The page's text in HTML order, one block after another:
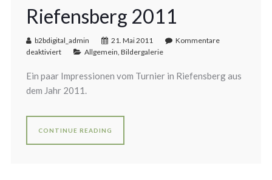
Riefensberg 2011
b2bdigital_admin 21. Mai 2011
Kommentare
deaktiviert
Allgemein, Bildergalerie
Ein paar Impressionen vom Turnier in Riefensberg aus
dem Jahr 2011.
CONTINUE READING